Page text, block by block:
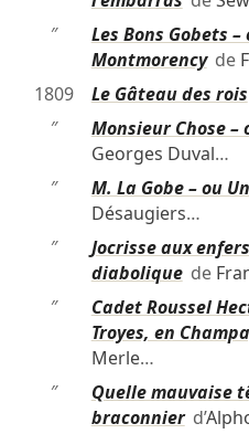
″
Les Bons Gobets
Montmorencyde
1809
Le Gâteau des rois
″
Monsieur Chose
Georges Duval…
″
M. La Gobe – ou
Désaugiers…
″
Jocrisse aux
diaboliquede
″
Cadet Roussel
Troyes, en
Merle…
″
Quelle mauvaise
braconnierd’